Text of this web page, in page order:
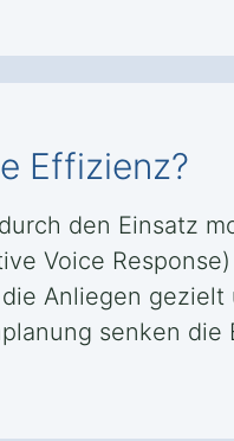
Effizienz?
den Einsatz
Voice
Anliegen
senken